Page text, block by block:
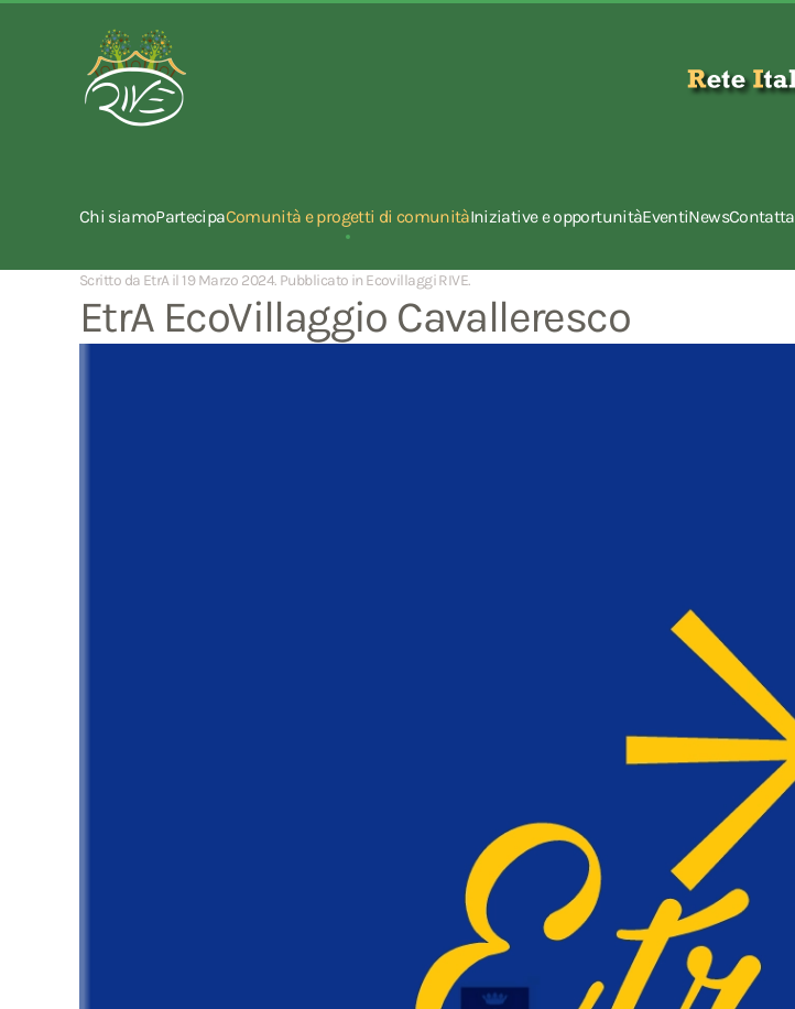
Chi siamoPartecipaComunità e progetti di comunitàIniziative e opportunitàEventiNews
Scritto da EtrA il 19 Marzo 2024. Pubblicato in Ecovillaggi RIVE.
EtrA EcoVillaggio Cavalleresco